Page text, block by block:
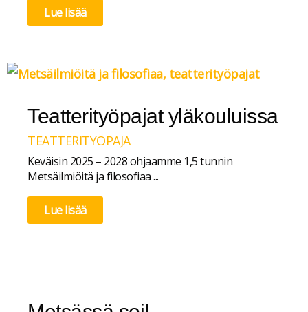
Lue lisää
Teatterityöpajat yläkouluissa
TEATTERITYÖPAJA
Keväisin 2025 – 2028 ohjaamme 1,5 tunnin
Metsäilmiöitä ja filosofiaa ...
Lue lisää